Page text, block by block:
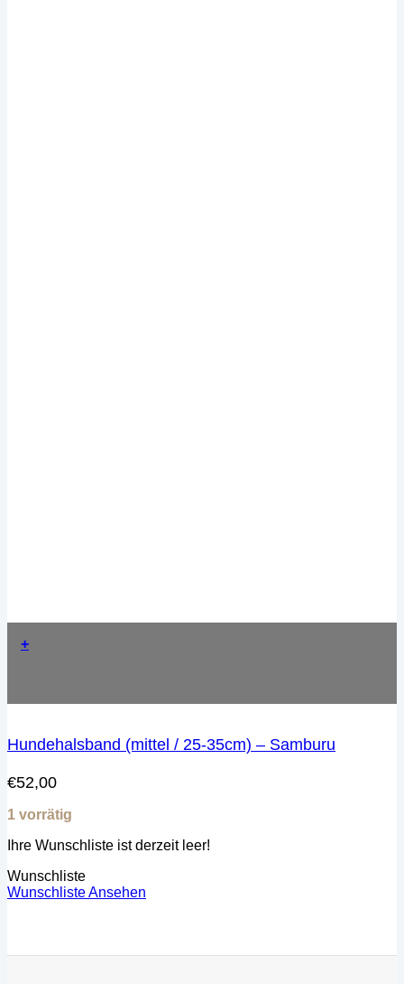
+
Hundehalsband (mittel / 25-35cm) – Samburu
€52,00
1 vorrätig
Ihre Wunschliste ist derzeit leer!
Wunschliste
Wunschliste Ansehen